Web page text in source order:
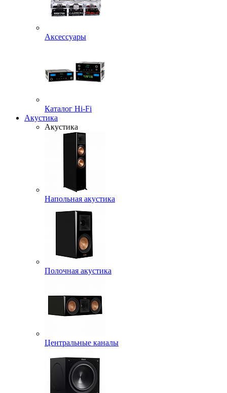
Аксессуары
Каталог Hi-Fi
Акустика
Акустика
Напольная акустика
Полочная акустика
Центральные каналы